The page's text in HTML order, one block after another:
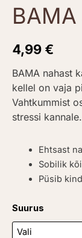
4,99 €
BAMA nahast
kellel on vaja
Vahtkummist
stressi kannale.
Ehtsast
Sobilik
Püsib
Suurus
BAMA
Soft
Heel